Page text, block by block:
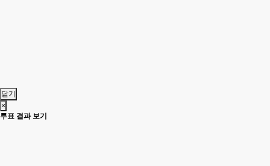
닫기
×
투표 결과 보기